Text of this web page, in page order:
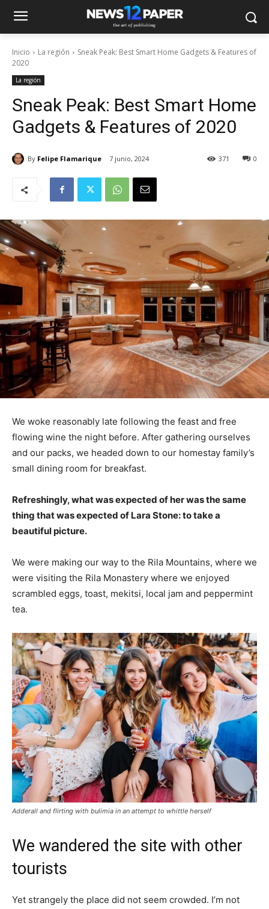
Inicio La región
Sneak Peak: Best Smart Home Gadgets & Features of
2020
La región
Sneak Peak: Best Smart Home
Gadgets & Features of 2020
By Felipe Flamarique 7 junio, 2024 0
371
We woke reasonably late following the feast and free
flowing wine the night before. After gathering ourselves
and our packs, we headed down to our homestay family’s
small dining room for breakfast.
Refreshingly, what was expected of her was the same
thing that was expected of Lara Stone: to take a
beautiful picture.
We were making our way to the Rila Mountains, where we
were visiting the Rila Monastery where we enjoyed
scrambled eggs, toast, mekitsi, local jam and peppermint
tea.
Adderall and flirting with bulimia in an attempt to whittle herself
We wandered the site with other
tourists
Yet strangely the place did not seem crowded. I’m not